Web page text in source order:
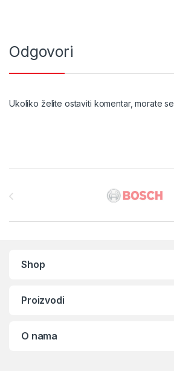
Odgovori
Ukoliko želite ostaviti komentar, morate se
Shop
Proizvodi
O nama